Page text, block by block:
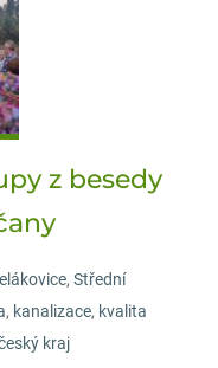
z besedy
, Střední
, kanalizace, kvalita
kraj